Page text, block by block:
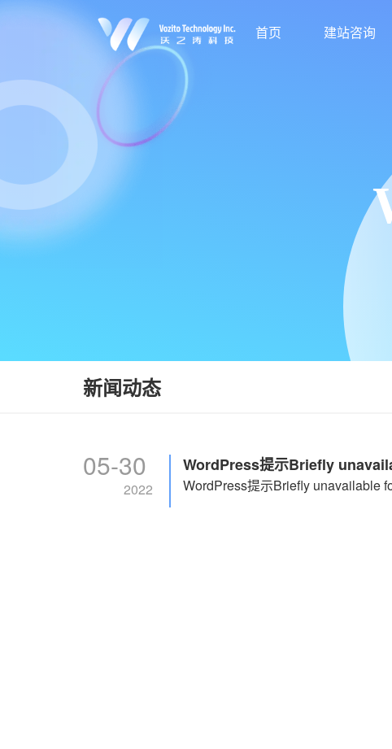
首页 建站咨询
新闻动态
05-30
2022 WordPress提示Briefly unavailable